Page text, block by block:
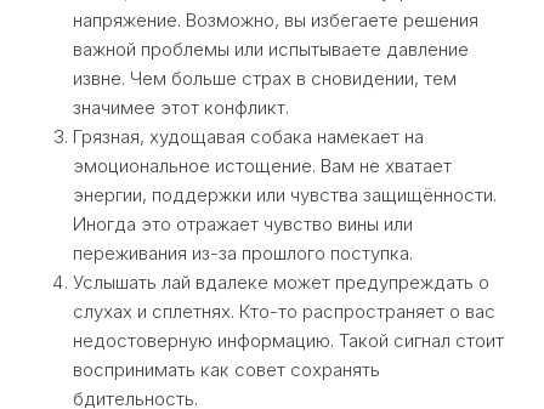
напряжение. Возможно, вы избегаете решения
важной проблемы или испытываете давление
извне. Чем больше страх в сновидении, тем
значимее этот конфликт.
Грязная, худощавая собака намекает на
эмоциональное истощение. Вам не хватает
энергии, поддержки или чувства защищённости.
Иногда это отражает чувство вины или
переживания из-за прошлого поступка.
Услышать лай вдалеке может предупреждать о
слухах и сплетнях. Кто-то распространяет о вас
недостоверную информацию. Такой сигнал стоит
воспринимать как совет сохранять
бдительность.